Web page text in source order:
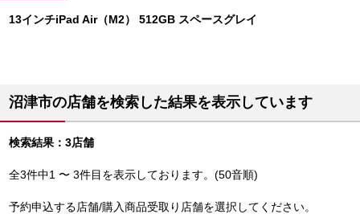
13インチiPad Air（M2） 512GB スペースグレイ
沼津市の店舗を検索した結果を表示しています
検索結果：3店舗
全3件中1 〜 3件目を表示しております。(50音順)
予約申込する店舗/購入商品受取り店舗を選択してください。